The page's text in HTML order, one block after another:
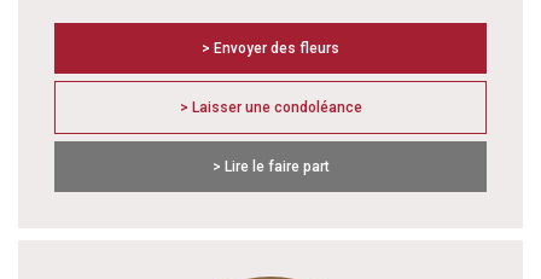
> Envoyer des fleurs
> Laisser une condoléance
> Lire le faire part